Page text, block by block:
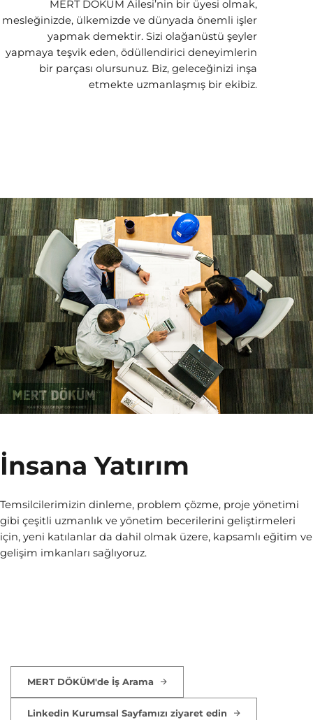
MERT DÖKÜM Ailesi’nin bir üyesi olmak,
mesleğinizde, ülkemizde ve dünyada önemli işler
yapmak demektir. Sizi olağanüstü şeyler
yapmaya teşvik eden, ödüllendirici deneyimlerin
bir parçası olursunuz. Biz, geleceğinizi inşa
etmekte uzmanlaşmış bir ekibiz.
İnsana Yatırım
Temsilcilerimizin dinleme, problem çözme, proje yönetimi
gibi çeşitli uzmanlık ve yönetim becerilerini geliştirmeleri
için, yeni katılanlar da dahil olmak üzere, kapsamlı eğitim ve
gelişim imkanları sağlıyoruz.
MERT DÖKÜM'de İş Arama
Linkedin Kurumsal Sayfamızı ziyaret edin